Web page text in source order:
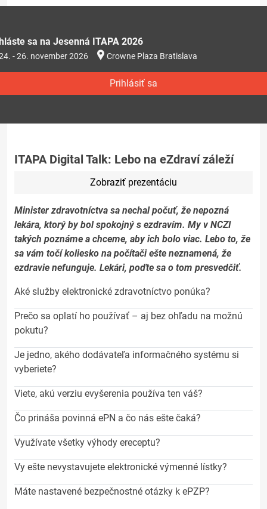
sa na Jesenná ITAPA 2026
- 26. november 2026 Crowne Plaza Bratislava
Prihlásiť sa
ITAPA Digital Talk: Lebo na eZdraví záleží
Zobraziť prezentáciu
Minister zdravotníctva sa nechal počuť, že nepozná
lekára, ktorý by bol spokojný s ezdravím. My v NCZI
takých poznáme a chceme, aby ich bolo viac. Lebo to, že
sa vám točí koliesko na počítači ešte neznamená, že
ezdravie nefunguje. Lekári, poďte sa o tom presvedčiť.
Aké služby elektronické zdravotníctvo ponúka?
Prečo sa oplatí ho používať – aj bez ohľadu na možnú
pokutu?
Je jedno, akého dodávateľa informačného systému si
vyberiete?
Viete, akú verziu evyšerenia používa ten váš?
Čo prináša povinná ePN a čo nás ešte čaká?
Využívate všetky výhody ereceptu?
Vy ešte nevystavujete elektronické výmenné lístky?
Máte nastavené bezpečnostné otázky k ePZP?